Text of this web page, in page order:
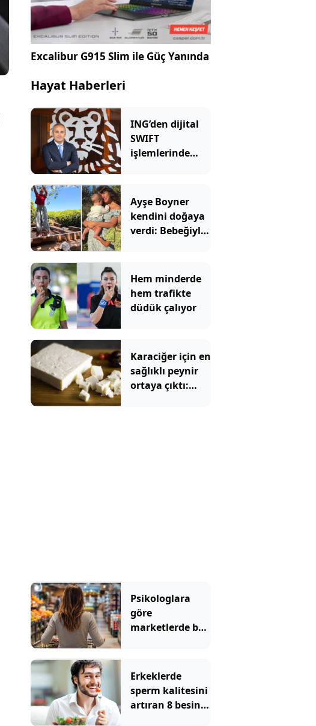
Excalibur G915 Slim ile Güç Yanında
Hayat Haberleri
ING’den dijital
SWIFT
işlemlerinde
Ayşe Boyner
kendini doğaya
verdi: Bebeğiyle
Hem minderde
hem trafikte
düdük çalıyor
Karaciğer için en
sağlıklı peynir
ortaya çıktı:
Psikologlara
göre
marketlerde bu
Erkeklerde
sperm kalitesini
artıran 8 besin